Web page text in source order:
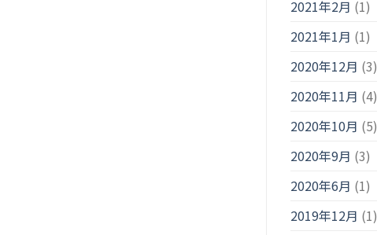
2021年2月 (1)
2021年1月 (1)
2020年12月 (3)
2020年11月 (4)
2020年10月 (5)
2020年9月 (3)
2020年6月 (1)
2019年12月 (1)